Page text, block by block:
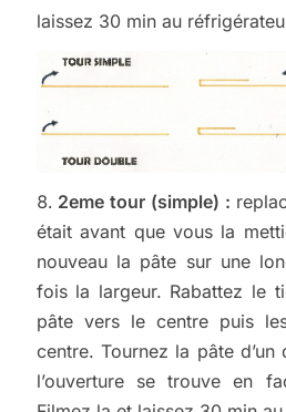
laissez 30 min au
2eme tour (simple) :
était avant que vous la
nouveau la pâte sur une
fois la largeur. Rabattez le
pâte vers le centre puis
centre. Tournez la pâte
l’ouverture se trouve en